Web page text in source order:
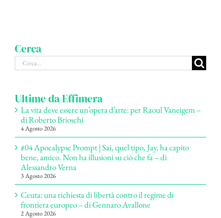
Cerca
Cerca
per:
Ultime da Effimera
La vita deve essere un’opera d’arte: per Raoul Vaneigem –
di Roberto Brioschi
4 Agosto 2026
#04 Apocalypse Prompt | Sai, quel tipo, Jay, ha capito
bene, amico. Non ha illusioni su ciò che fa – di
Alessandro Verna
3 Agosto 2026
Ceuta: una richiesta di libertà contro il regime di
frontiera europeo – di Gennaro Avallone
2 Agosto 2026